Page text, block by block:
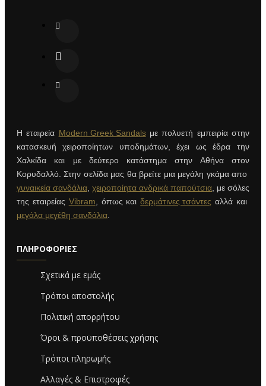
Η εταιρεία Modern Greek Sandalsμε πολυετή εμπειρία στην
κατασκευή χειροποίητων υποδημάτων, έχει ως έδρα την
Χαλκίδα και με δεύτερο κατάστημα στην Αθήνα στον
Κορυδαλλό. Στην σελίδα μας θα βρείτε μια μεγάλη γκάμα απο
γυναικεία σανδάλια, χειροποίητα ανδρικά παπούτσια, με σόλες
της εταιρείας Vibram, όπως καιδερμάτινες τσάντες αλλά και
μεγάλα μεγέθη σανδάλια.
ΠΛΗΡΟΦΟΡΊΕΣ
Σχετικά με εμάς
Τρόποι αποστολής
Πολιτική απορρήτου
Όροι & προϋποθέσεις χρήσης
Τρόποι πληρωμής
Αλλαγές & Επιστροφές